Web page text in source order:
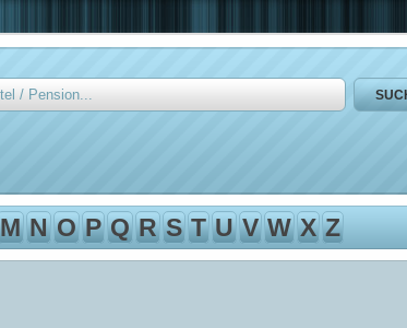
M N O P Q R S T U V W X Z